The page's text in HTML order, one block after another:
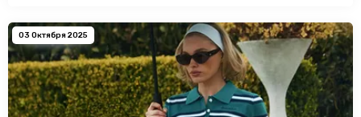
03 Октября 2025